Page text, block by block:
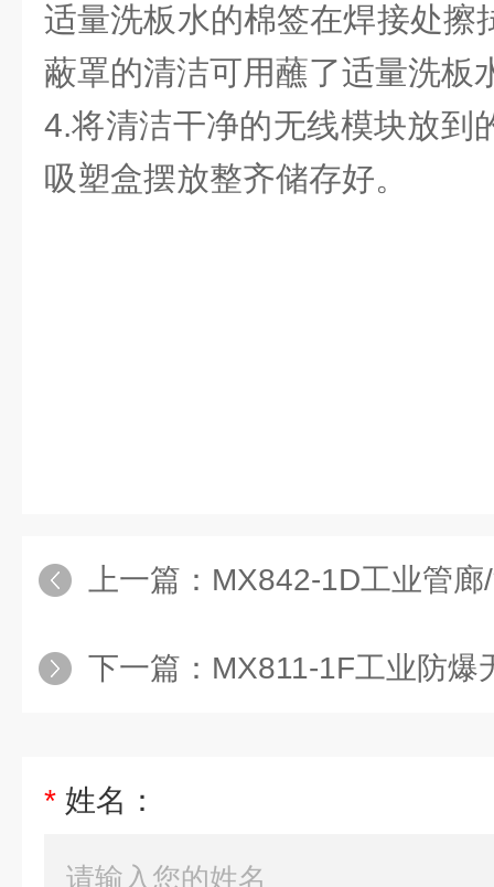
适量洗板水的棉签在焊接处擦
蔽罩的清洁可用蘸了适量洗板
4.将清洁干净的无线模块放到
吸塑盒摆放整齐储存好。
上一篇： MX842-1D工业管廊/油田5G
下一篇： MX811-1F工业防爆
* 姓名：